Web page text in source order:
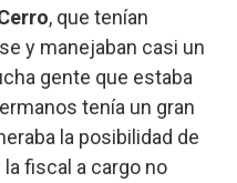
, que tenían
y manejaban casi un
gente que estaba
tenía un gran
la posibilidad de
la fiscal a cargo no